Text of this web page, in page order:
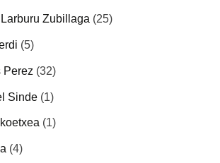
Zubillaga (25)
(5)
Perez (32)
Sinde (1)
(1)
(4)